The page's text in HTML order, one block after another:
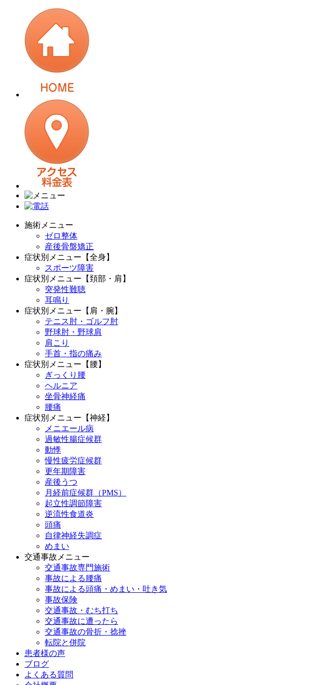
施術メニュー
ゼロ整体
産後骨盤矯正
症状別メニュー【全身】
スポーツ障害
症状別メニュー【頚部・肩】
突発性難聴
耳鳴り
症状別メニュー【肩・腕】
テニス肘・ゴルフ肘
野球肘・野球肩
肩こり
手首・指の痛み
症状別メニュー【腰】
ぎっくり腰
ヘルニア
坐骨神経痛
腰痛
症状別メニュー【神経】
メニエール病
過敏性腸症候群
動悸
慢性疲労症候群
更年期障害
産後うつ
月経前症候群（PMS）
起立性調節障害
逆流性食道炎
頭痛
自律神経失調症
めまい
交通事故メニュー
交通事故専門施術
事故による腰痛
事故による頭痛・めまい・吐き気
事故保険
交通事故・むち打ち
交通事故に遭ったら
交通事故の骨折・捻挫
転院と併院
患者様の声
ブログ
よくある質問